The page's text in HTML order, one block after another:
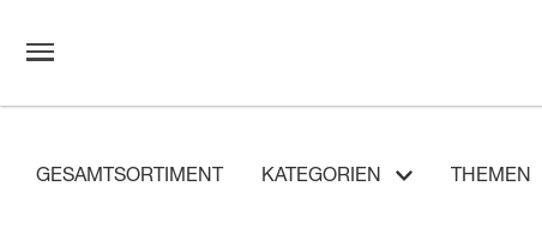
GESAMTSORTIMENT KATEGORIEN THEMEN